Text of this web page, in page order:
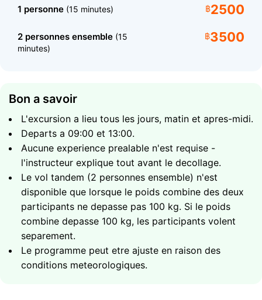
en douceur dans les airs - le decollage et l'atterrissage
pieds restent totalement au sec tout du long. Le vol
dure environ 15 minutes. A 60 metres, vous beneficiez
clair vous pouvez distinguer les iles de Koh Tan et Koh
Securite et Equipement
La securite est la priorite absolue de l'equipe. Avant
chaque vol, l'equipage experimente verifie toutes les
1 personne (15 minutes) ฿2500
2 personnes ensemble (15
minutes)
฿3500
Bon a savoir
L'excursion a lieu tous les jours, matin et apres-midi.
Departs a 09:00 et 13:00.
Aucune experience prealable n'est requise -
l'instructeur explique tout avant le decollage.
Le vol tandem (2 personnes ensemble) n'est
disponible que lorsque le poids combine des deux
participants ne depasse pas 100 kg. Si le poids
combine depasse 100 kg, les participants volent
separement.
Le programme peut etre ajuste en raison des
conditions meteorologiques.